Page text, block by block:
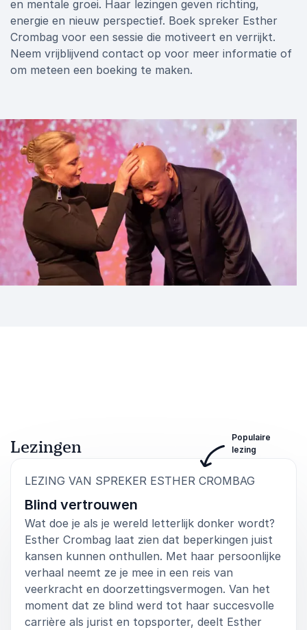
en mentale groei. Haar lezingen geven richting,
energie en nieuw perspectief. Boek spreker Esther
Crombag voor een sessie die motiveert en verrijkt.
Neem vrijblijvend contact op voor meer informatie of
om meteen een boeking te maken.
Lezingen
LEZING VAN SPREKER ESTHER CROMBAG
Blind vertrouwen
Wat doe je als je wereld letterlijk donker wordt?
Esther Crombag laat zien dat beperkingen juist
kansen kunnen onthullen. Met haar persoonlijke
verhaal neemt ze je mee in een reis van
veerkracht en doorzettingsvermogen. Van het
moment dat ze blind werd tot haar succesvolle
carrière als jurist en topsporter, deelt Esther
Populaire
lezing